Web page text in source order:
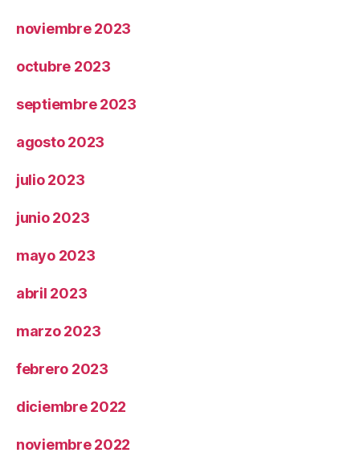
noviembre 2023
octubre 2023
septiembre 2023
agosto 2023
julio 2023
junio 2023
mayo 2023
abril 2023
marzo 2023
febrero 2023
diciembre 2022
noviembre 2022